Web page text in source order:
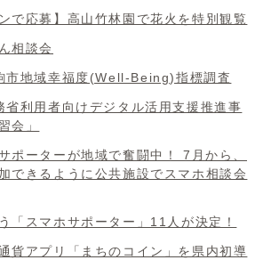
で応募】高山竹林園で花火を特別観覧
相談会
市地域幸福度(Well-Being)指標調査
省利用者向けデジタル活用支援推進事
会」
ポーターが地域で奮闘中！ 7月から、
できるように公共施設でスマホ相談会
「スマホサポーター」11人が決定！
貨アプリ「まちのコイン」を県内初導